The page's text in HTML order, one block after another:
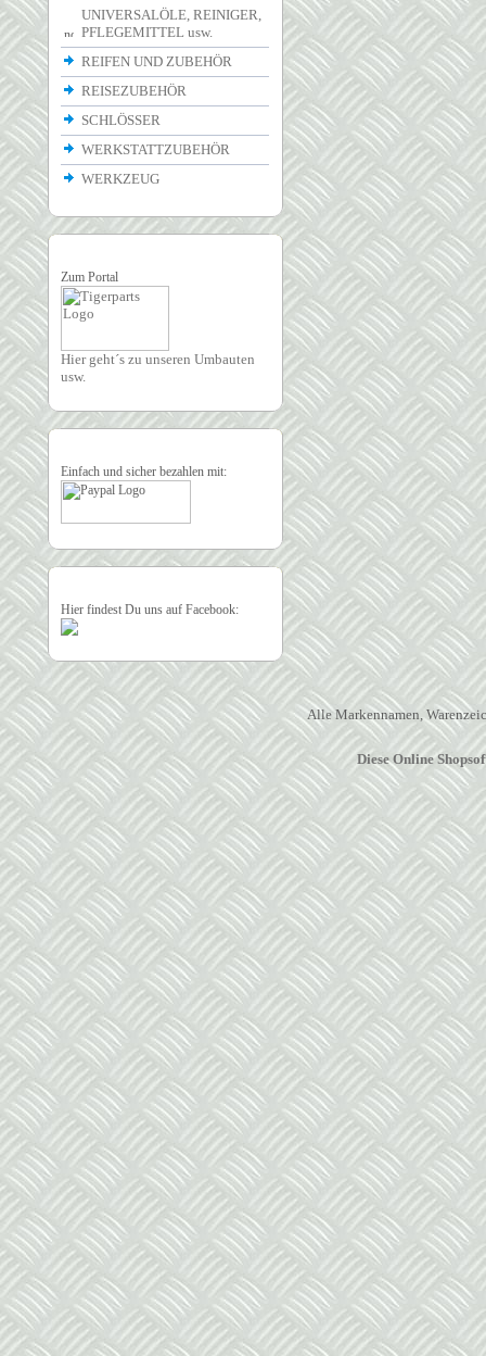
UNIVERSALÖLE, REINIGER,
PFLEGEMITTEL usw.
REIFEN UND ZUBEHÖR
REISEZUBEHÖR
SCHLÖSSER
WERKSTATTZUBEHÖR
WERKZEUG
Zum Portal
Hier geht´s zu unseren Umbauten
usw.
Einfach und sicher bezahlen mit:
Hier findest Du uns auf Facebook:
Alle Markennamen,
Diese Online